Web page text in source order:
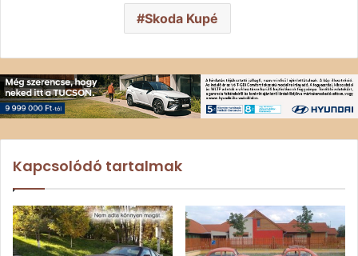
Skoda Kupé
Kapcsolódó tartalmak